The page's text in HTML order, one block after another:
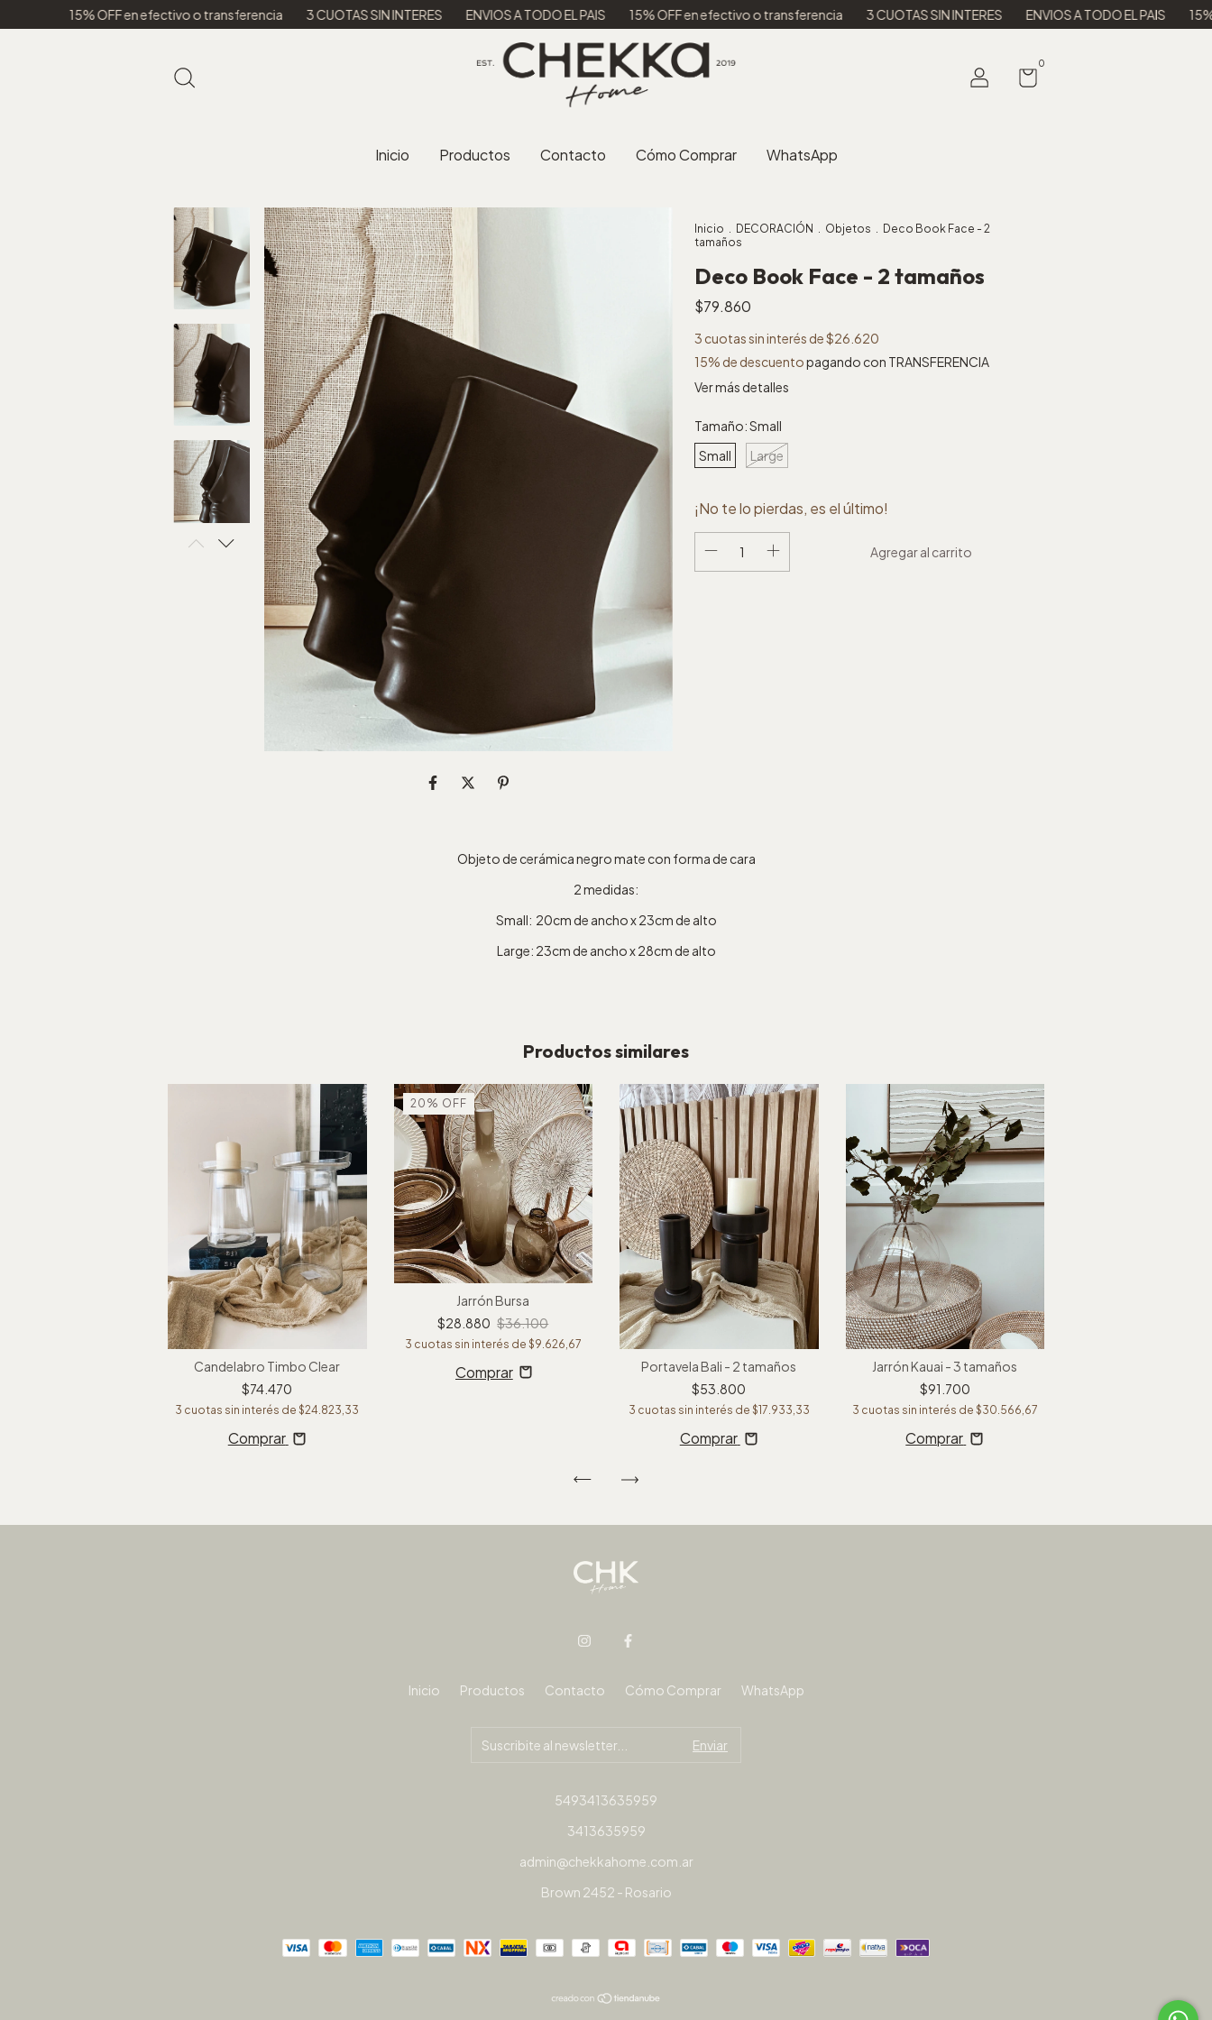
OFF en efectivo o transferencia 3 CUOTAS SIN INTERES ENVIOS A TODO EL PAIS 15% OFF en efectivo o transferencia 3 CUOTAS SIN INTERES ENVIOS A TODO EL PAIS 15% OFF en
0
Inicio Productos Contacto Cómo Comprar WhatsApp
Inicio DECORACIÓN Objetos
Deco Book Face - 2
tamaños
Deco Book Face - 2 tamaños
$79.860
3 cuotas sin interés de$26.620
15% de descuentopagando con TRANSFERENCIA
Ver más detalles
Tamaño:Small
Small
Large
¡No te lo pierdas, es el último!
Objeto de cerámica negro mate con forma de cara
2 medidas:
Small: 20cm de ancho x 23cm de alto
Large: 23cm de ancho x 28cm de alto
Productos similares
Candelabro Timbo Clear
$74.470
3 cuotas sin interés de$24.823,33
Comprar
20 % OFF
Jarrón Bursa
$28.880 $36.100
3 cuotas sin interés de $9.626,67
Portavela Bali - 2 tamaños
$53.800
3 cuotas sin interés de $17.933,33
Comprar
Jarrón Kauai - 3 tamaños
$91.700
3 cuotas sin interés de $30.566,67
Comprar
Inicio Productos Contacto Cómo Comprar WhatsApp
5493413635959
3413635959
admin@chekkahome.com.ar
Brown 2452 - Rosario